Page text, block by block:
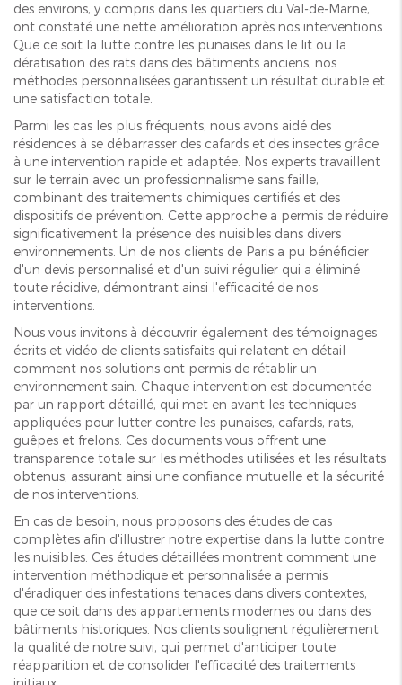
des environs, y compris dans les quartiers du Val-de-Marne,
ont constaté une nette amélioration après nos interventions.
Que ce soit la lutte contre les punaises dans le lit ou la
dératisation des rats dans des bâtiments anciens, nos
méthodes personnalisées garantissent un résultat durable et
une satisfaction totale.
Parmi les cas les plus fréquents, nous avons aidé des
résidences à se débarrasser des cafards et des insectes grâce
à une intervention rapide et adaptée. Nos experts travaillent
sur le terrain avec un professionnalisme sans faille,
combinant des traitements chimiques certifiés et des
dispositifs de prévention. Cette approche a permis de réduire
significativement la présence des nuisibles dans divers
environnements. Un de nos clients de Paris a pu bénéficier
d'un devis personnalisé et d'un suivi régulier qui a éliminé
toute récidive, démontrant ainsi l'efficacité de nos
interventions.
Nous vous invitons à découvrir également des témoignages
écrits et vidéo de clients satisfaits qui relatent en détail
comment nos solutions ont permis de rétablir un
environnement sain. Chaque intervention est documentée
par un rapport détaillé, qui met en avant les techniques
appliquées pour lutter contre les punaises, cafards, rats,
guêpes et frelons. Ces documents vous offrent une
transparence totale sur les méthodes utilisées et les résultats
obtenus, assurant ainsi une confiance mutuelle et la sécurité
de nos interventions.
En cas de besoin, nous proposons des études de cas
complètes afin d'illustrer notre expertise dans la lutte contre
les nuisibles. Ces études détaillées montrent comment une
intervention méthodique et personnalisée a permis
d'éradiquer des infestations tenaces dans divers contextes,
que ce soit dans des appartements modernes ou dans des
bâtiments historiques. Nos clients soulignent régulièrement
la qualité de notre suivi, qui permet d'anticiper toute
réapparition et de consolider l'efficacité des traitements